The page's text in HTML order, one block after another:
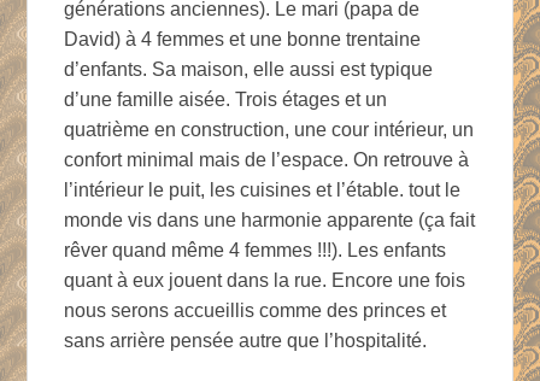
générations anciennes). Le mari (papa de
David) à 4 femmes et une bonne trentaine
d’enfants. Sa maison, elle aussi est typique
d’une famille aisée. Trois étages et un
quatrième en construction, une cour intérieur, un
confort minimal mais de l’espace. On retrouve à
l’intérieur le puit, les cuisines et l’étable. tout le
monde vis dans une harmonie apparente (ça fait
rêver quand même 4 femmes !!!). Les enfants
quant à eux jouent dans la rue. Encore une fois
nous serons accueillis comme des princes et
sans arrière pensée autre que l’hospitalité.